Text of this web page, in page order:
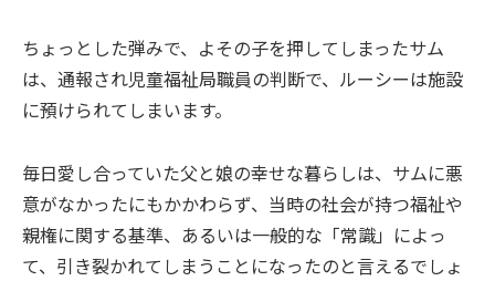
ちょっとした弾みで、よその子を押してしまったサム
は、通報され児童福祉局職員の判断で、ルーシーは施設
に預けられてしまいます。
毎日愛し合っていた父と娘の幸せな暮らしは、サムに悪
意がなかったにもかかわらず、当時の社会が持つ福祉や
親権に関する基準、あるいは一般的な「常識」によっ
て、引き裂かれてしまうことになったのと言えるでしょ